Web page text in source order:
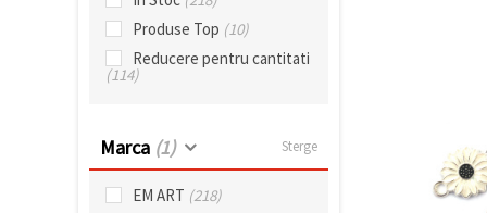
Produse Top (10)
Reducere pentru cantitati
(114)
Marca (1) Sterge
EM ART (218)